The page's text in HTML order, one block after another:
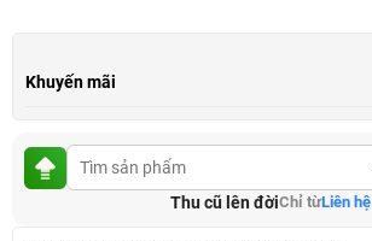
Khuyến mãi
Thu cũ lên đờiChỉ từLiên hệ